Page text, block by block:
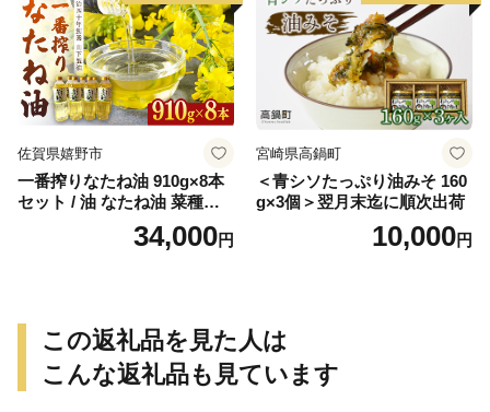
佐賀県嬉野市
一番搾りなたね油 910g×8本
セット / 油 なたね油 菜種油
ナタネ【山下製油】 [NBE00
34,000円
宮崎県高鍋町
＜青シソたっぷり油みそ 160
g×3個＞翌月末迄に順次出荷
10,000円
この返礼品を見た人は
こんな返礼品も見ています